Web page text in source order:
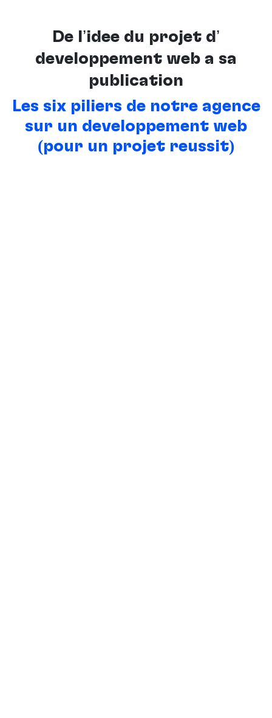
De l’idée du projet d’
développement web à sa
publication
Les six piliers de notre agence
sur un développement web
(pour un projet réussit)